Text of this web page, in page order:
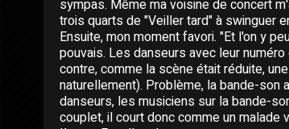
sympas. Même ma voisine de concert
trois quarts de "Veiller tard" à swinguer
Ensuite, mon moment favori. "Et l'on y
pouvais. Les danseurs avec leur
contre, comme la scène était réduite,
naturellement). Problème, la bande-son
danseurs, les musiciens sur la bande-
couplet, il court donc comme un malade